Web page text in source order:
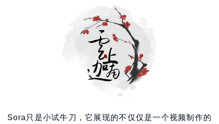
Sora只是小试牛刀，它展现的不仅仅是一个视频制作的